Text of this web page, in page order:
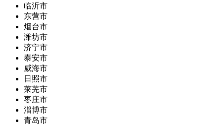
临沂市
东营市
烟台市
潍坊市
济宁市
泰安市
威海市
日照市
莱芜市
枣庄市
淄博市
青岛市